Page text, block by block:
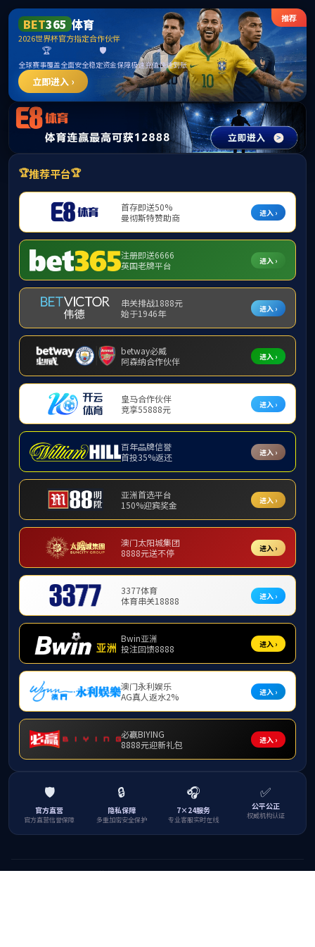
公海贵宾会·(5500iii-CHINA)线路检测中心|官方网站
李漓
性别：女
邮箱：
办公室：
人才称号：
最终学位：
办公电话：
导师资格：
上一篇：没有了
下一篇：
没有了